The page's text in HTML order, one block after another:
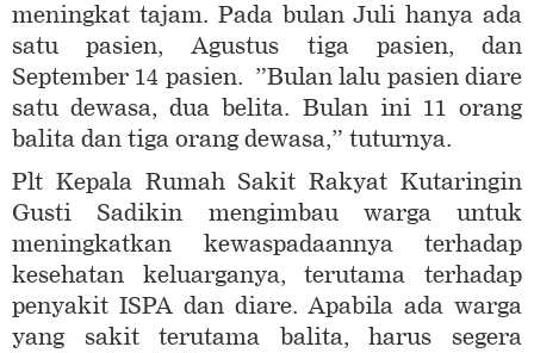
meningkat tajam. Pada bulan Juli hanya ada
satu pasien, Agustus tiga pasien, dan
September 14 pasien. ”Bulan lalu pasien diare
satu dewasa, dua belita. Bulan ini 11 orang
balita dan tiga orang dewasa,” tuturnya.
Plt Kepala Rumah Sakit Rakyat Kutaringin
Gusti Sadikin mengimbau warga untuk
meningkatkan kewaspadaannya terhadap
kesehatan keluarganya, terutama terhadap
penyakit ISPA dan diare. Apabila ada warga
yang sakit terutama balita, harus segera